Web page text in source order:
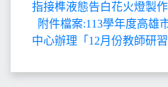
指接榫液態告白花火燈製
附件檔案:113學年度高雄
中心辦理「12月份教師研